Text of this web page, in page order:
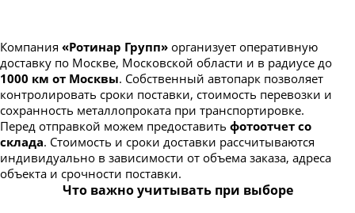
Компания «Ротинар Групп» организует оперативную
доставку по Москве, Московской области и в радиусе до
1000 км от Москвы. Собственный автопарк позволяет
контролировать сроки поставки, стоимость перевозки и
сохранность металлопроката при транспортировке.
Перед отправкой можем предоставить фотоотчет со
склада. Стоимость и сроки доставки рассчитываются
индивидуально в зависимости от объема заказа, адреса
объекта и срочности поставки.
Что важно учитывать при выборе